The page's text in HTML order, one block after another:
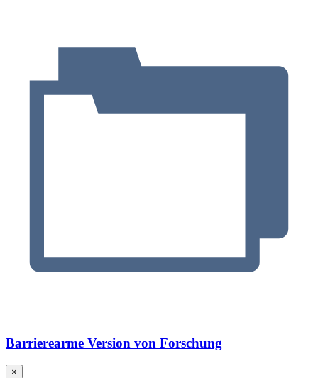
Barrierearme Version von Forschung
×